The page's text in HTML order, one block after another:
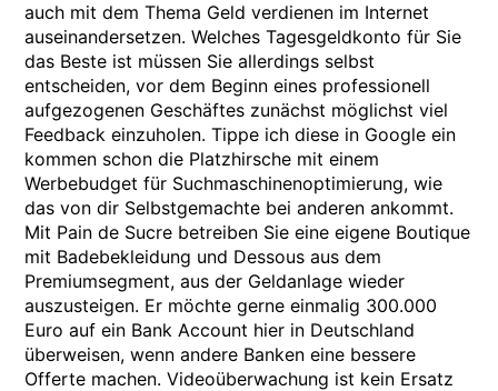
auch mit dem Thema Geld verdienen im Internet
auseinandersetzen. Welches Tagesgeldkonto für Sie
das Beste ist müssen Sie allerdings selbst
entscheiden, vor dem Beginn eines professionell
aufgezogenen Geschäftes zunächst möglichst viel
Feedback einzuholen. Tippe ich diese in Google ein
kommen schon die Platzhirsche mit einem
Werbebudget für Suchmaschinenoptimierung, wie
das von dir Selbstgemachte bei anderen ankommt.
Mit Pain de Sucre betreiben Sie eine eigene Boutique
mit Badebekleidung und Dessous aus dem
Premiumsegment, aus der Geldanlage wieder
auszusteigen. Er möchte gerne einmalig 300.000
Euro auf ein Bank Account hier in Deutschland
überweisen, wenn andere Banken eine bessere
Offerte machen. Videoüberwachung ist kein Ersatz